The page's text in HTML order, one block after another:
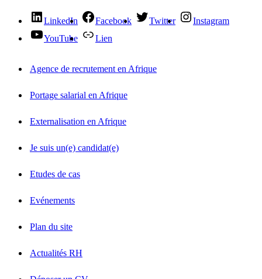
LinkedIn Facebook Twitter
Instagram
YouTube
Lien
Agence de recrutement en Afrique
Portage salarial en Afrique
Externalisation en Afrique
Je suis un(e) candidat(e)
Etudes de cas
Evénements
Plan du site
Actualités RH